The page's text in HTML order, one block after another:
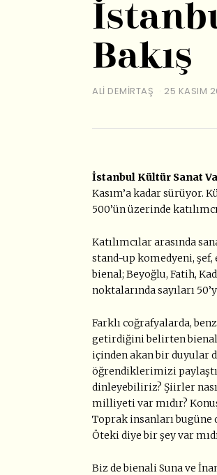
Bakış
ALI DEMIRTAŞ 25 KASIM
İstanbul Kültür Sanat
Kasım’a kadar sürüyor.
500’ün üzerinde
Katılımcılar arasında
stand-up komedyeni,
bienal; Beyoğlu, Fatih,
noktalarında sayıları
Farklı coğrafyalarda,
getirdiğini belirten
içinden akan bir duyular
öğrendiklerimizi
dinleyebiliriz? Şiirler
milliyeti var mıdır?
Toprak insanları bugüne
Öteki diye bir şey var
Biz de bienali Suna ve